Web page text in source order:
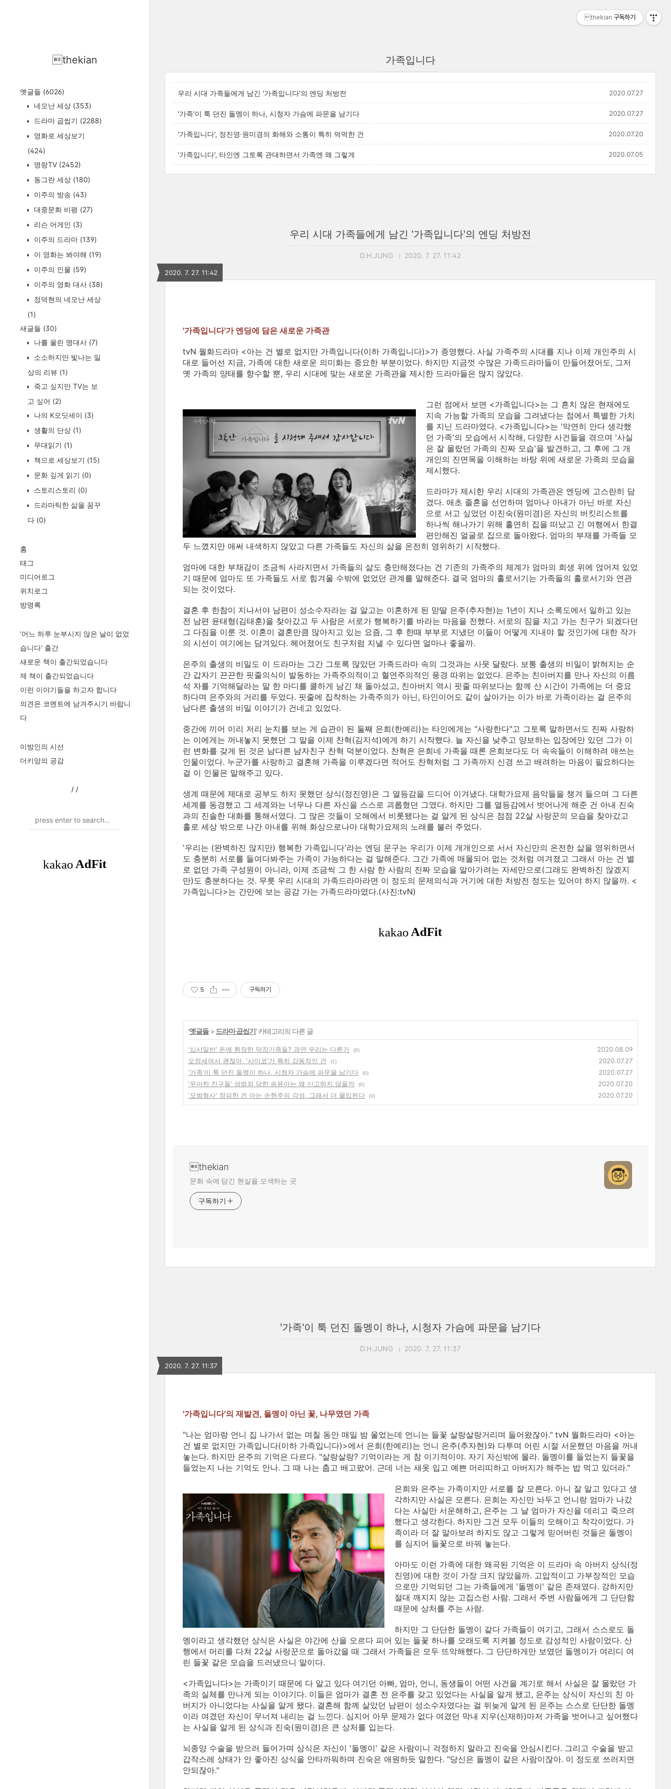
thekian
옛글들 (6026)
네모난 세상 (353)
드라마 곱씹기 (2288)
영화로 세상보기
(424)
명랑TV (2452)
동그란 세상 (180)
이주의 방송 (43)
대중문화 비평 (27)
리슨 어게인 (3)
이주의 드라마 (139)
이 영화는 봐야해 (19)
이주의 인물 (59)
이주의 영화 대사 (38)
정덕현의 네모난 세상
(1)
새글들 (30)
나를 울린 명대사 (7)
소소하지만 빛나는 일
상의 리뷰 (1)
죽고 싶지만 TV는 보
고 싶어 (2)
나의 K오딧세이 (3)
생활의 단상 (1)
무대읽기 (1)
책으로 세상보기 (15)
문화 깊게 읽기 (0)
스토리스토리 (0)
드라마틱한 삶을 꿈꾸
다 (0)
홈
태그
미디어로그
위치로그
방명록
'어느 하루 눈부시지 않은 날이 없었
습니다' 출간
새로운 책이 출간되었습니다
제 책이 출간되었습니다
이런 이야기들을 하고자 합니다
의견은 코멘트에 남겨주시기 바랍니
다
이방인의 시선
더키앙의 공감
/ /
가족입니다
우리 시대 가족들에게 남긴 '가족입니다'의 엔딩 처방전 2020.07.27
'가족'이 툭 던진 돌멩이 하나, 시청자 가슴에 파문을 남기다 2020.07.27
'가족입니다', 정진영·원미경의 화해와 소통이 특히 먹먹한 건 2020.07.20
'가족입니다', 타인엔 그토록 관대하면서 가족엔 왜 그렇게 2020.07.05
우리 시대 가족들에게 남긴 '가족입니다'의 엔딩 처방전
D.H.JUNG 2020. 7. 27. 11:42
2020. 7. 27. 11:42
'가족입니다'가 엔딩에 담은 새로운 가족관
tvN 월화드라마 <아는 건 별로 없지만 가족입니다(이하 가족입니다)>가 종영했다. 사실 가족주의 시대를 지나 이제 개인주의 시
대로 들어선 지금, 가족에 대한 새로운 의미화는 중요한 부분이었다. 하지만 지금껏 수많은 가족드라마들이 만들어졌어도, 그저
옛 가족의 양태를 향수할 뿐, 우리 시대에 맞는 새로운 가족관을 제시한 드라마들은 많지 않았다.
그런 점에서 보면 <가족입니다>는 그 흔치 않은 현재에도
지속 가능할 가족의 모습을 그려냈다는 점에서 특별한 가치
를 지닌 드라마였다. <가족입니다>는 '막연히 안다 생각했
던 가족'의 모습에서 시작해, 다양한 사건들을 겪으며 '사실
은 잘 몰랐던 가족의 진짜 모습'을 발견하고, 그 후에 그 개
개인의 진면목을 이해하는 바탕 위에 새로운 가족의 모습을
제시했다.
드라마가 제시한 우리 시대의 가족관은 엔딩에 고스란히 담
겼다. 애초 졸혼을 선언하며 엄마나 아내가 아닌 바로 자신
으로 서고 싶었던 이진숙(원미경)은 자신의 버킷리스트를
하나씩 해나가기 위해 홀연히 집을 떠났고 긴 여행에서 한결
편안해진 얼굴로 집으로 돌아왔다. 엄마의 부재를 가족들 모
두 느꼈지만 애써 내색하지 않았고 다른 가족들도 자신의 삶을 온전히 영위하기 시작했다.
엄마에 대한 부채감이 조금씩 사라지면서 가족들의 삶도 충만해졌다는 건 기존의 가족주의 체계가 엄마의 희생 위에 얹어져 있었
기 때문에 엄마도 또 가족들도 서로 힘겨울 수밖에 없었던 관계를 말해준다. 결국 엄마의 홀로서기는 가족들의 홀로서기와 연관
되는 것이었다.
결혼 후 한참이 지나서야 남편이 성소수자라는 걸 알고는 이혼하게 된 맏딸 은주(추자현)는 1년이 지나 소록도에서 일하고 있는
전 남편 윤태형(김태훈)을 찾아갔고 두 사람은 서로가 행복하기를 바라는 마음을 전했다. 서로의 짐을 지고 가는 친구가 되겠다던
그 다짐을 이룬 것. 이혼이 결혼만큼 많아지고 있는 요즘, 그 후 한때 부부로 지냈던 이들이 어떻게 지내야 할 것인가에 대한 작가
의 시선이 여기에는 담겨있다. 헤어졌어도 친구처럼 지낼 수 있다면 얼마나 좋을까.
은주의 출생의 비밀도 이 드라마는 그간 그토록 많았던 가족드라마 속의 그것과는 사뭇 달랐다. 보통 출생의 비밀이 밝혀지는 순
간 갑자기 끈끈한 핏줄의식이 발동하는 가족주의적이고 혈연주의적인 풍경 따위는 없었다. 은주는 친아버지를 만나 자신의 이름
석 자를 기억해달라는 말 한 마디를 쿨하게 남긴 채 돌아섰고, 친아버지 역시 핏줄 따위보다는 함께 산 시간이 가족에는 더 중요
하다며 은주와의 거리를 두었다. 핏줄에 집착하는 가족주의가 아닌, 타인이어도 같이 살아가는 이가 바로 가족이라는 걸 은주의
남다른 출생의 비밀 이야기가 건네고 있었다.
중간에 끼어 이리 저리 눈치를 보는 게 습관이 된 둘째 은희(한예리)는 타인에게는 "사랑한다"고 그토록 말하면서도 진짜 사랑하
는 이에게는 꺼내놓지 못했던 그 말을 이제 찬혁(김지석)에게 하기 시작했다. 늘 자신을 낮추고 양보하는 입장에만 있던 그가 이
런 변화를 갖게 된 것은 남다른 남자친구 찬혁 덕분이었다. 찬혁은 은희네 가족을 때론 은희보다도 더 속속들이 이해하려 애쓰는
인물이었다. 누군가를 사랑하고 결혼해 가족을 이루겠다면 적어도 찬혁처럼 그 가족까지 신경 쓰고 배려하는 마음이 필요하다는
걸 이 인물은 말해주고 있다.
생계 때문에 제대로 공부도 하지 못했던 상식(정진영)은 그 열등감을 드디어 이겨냈다. 대학가요제 음악들을 챙겨 들으며 그 다른
세계를 동경했고 그 세계와는 너무나 다른 자신을 스스로 괴롭혔던 그였다. 하지만 그를 열등감에서 벗어나게 해준 건 아내 진숙
과의 진솔한 대화를 통해서였다. 그 많은 것들이 오해에서 비롯됐다는 걸 알게 된 상식은 점점 22살 사랑꾼의 모습을 찾아갔고
홀로 세상 밖으로 나간 아내를 위해 화상으로나마 대학가요제의 노래를 불러 주었다.
'우리는 (완벽하진 않지만) 행복한 가족입니다'라는 엔딩 문구는 우리가 이제 개개인으로 서서 자신만의 온전한 삶을 영위하면서
도 충분히 서로를 들여다봐주는 가족이 가능하다는 걸 말해준다. 그간 가족에 매몰되어 없는 것처럼 여겨졌고 그래서 아는 건 별
로 없던 가족 구성원이 아니라, 이제 조금씩 그 한 사람 한 사람의 진짜 모습을 알아가려는 자세만으로(그래도 완벽하진 않겠지
만)도 충분하다는 것. 무릇 우리 시대의 가족드라마라면 이 정도의 문제의식과 거기에 대한 처방전 정도는 있어야 하지 않을까. <
가족입니다>는 간만에 보는 공감 가는 가족드라마였다.(사진:tvN)
5 구독하기
'옛글들> 드라마 곱씹기' 카테고리의 다른 글
'십시일반' 돈에 환장한 막장가족들? 과연 우리는 다른가 (0)
2020.08.09
오정세여서 괜찮아, '사이코'가 특히 감동적인 건
(1)
2020.07.27
'가족'이 툭 던진 돌멩이 하나, 시청자 가슴에 파문을 남기다
(0)
2020.07.27
'우아한 친구들' 성범죄 당한 송윤아는 왜 신고하지 않을까
(0)
2020.07.20
'모범형사' 창피한 건 아는 손현주의 각성, 그래서 더 몰입된다
(0) 2020.07.20
thekian
문화 속에 담긴 현실을 모색하는 곳
구독하기
'가족'이 툭 던진 돌멩이 하나, 시청자 가슴에 파문을 남기다
D.H.JUNG 2020. 7. 27. 11:37
2020. 7. 27. 11:37
'가족입니다'의 재발견, 돌멩이 아닌 꽃, 나무였던 가족
"나는 엄마랑 언니 집 나가서 없는 며칠 동안 매일 밤 울었는데 언니는 들꽃 살랑살랑거리며 들어왔잖아." tvN 월화드라마 <아는
건 별로 없지만 가족입니다(이하 가족입니다)>에서 은희(한예리)는 언니 은주(추자현)와 다투며 어린 시절 서운했던 마음을 꺼내
놓는다. 하지만 은주의 기억은 다르다. "살랑살랑? 기억이라는 게 참 이기적이야. 자기 자신밖에 몰라. 돌멩이를 들었는지 들꽃을
들었는지 나는 기억도 안나. 그 때 나는 춥고 배고팠어. 근데 너는 새옷 입고 예쁜 머리띠하고 아버지가 해주는 밥 먹고 있더라."
은희와 은주는 가족이지만 서로를 잘 모른다. 아니 잘 알고 있다고 생
각하지만 사실은 모른다. 은희는 자신만 놔두고 언니랑 엄마가 나갔
다는 사실만 서운해하고, 은주는 그 날 엄마가 자신을 데리고 죽으려
했다고 생각한다. 하지만 그건 모두 이들의 오해이고 착각이었다. 가
족이라 더 잘 알아보려 하지도 않고 그렇게 믿어버린 것들은 돌멩이
를 심지어 들꽃으로 바꿔 놓는다.
아마도 이런 가족에 대한 왜곡된 기억은 이 드라마 속 아버지 상식(정
진영)에 대한 것이 가장 크지 않았을까. 고압적이고 가부장적인 모습
으로만 기억되던 그는 가족들에게 '돌멩이' 같은 존재였다. 강하지만
절대 깨지지 않는 고집스런 사람. 그래서 주변 사람들에게 그 단단함
때문에 상처를 주는 사람.
하지만 그 단단한 돌멩이 같다 가족들이 여기고, 그래서 스스로도 돌
멩이라고 생각했던 상식은 사실은 야간에 산을 오르다 피어 있는 들꽃 하나를 오래도록 지켜볼 정도로 감성적인 사람이었다. 산
행에서 머리를 다쳐 22살 사랑꾼으로 돌아갔을 때 그래서 가족들은 모두 뜨악해했다. 그 단단하게만 보였던 돌멩이가 여리디 여
린 들꽃 같은 모습을 드러냈으니 말이다.
<가족입니다>는 가족이기 때문에 다 알고 있다 여기던 아빠, 엄마, 언니, 동생들이 어떤 사건을 계기로 해서 사실은 잘 몰랐던 가
족의 실체를 만나게 되는 이야기다. 이들은 엄마가 결혼 전 은주를 갖고 있었다는 사실을 알게 됐고, 은주는 상식이 자신의 친 아
버지가 아니었다는 사실을 알게 됐다. 결혼해 함께 살았던 남편이 성소수자였다는 걸 뒤늦게 알게 된 은주는 스스로 단단한 돌멩
이라 여겼던 자신이 무너져 내리는 걸 느낀다. 심지어 아무 문제가 없다 여겼던 막내 지우(신재하)마저 가족을 벗어나고 싶어했다
는 사실을 알게 된 상식과 진숙(원미경)은 큰 상처를 입는다.
뇌종양 수술을 받으러 들어가며 상식은 자신이 '돌멩이' 같은 사람이니 걱정하지 말라고 진숙을 안심시킨다. 그리고 수술을 받고
갑작스레 상태가 안 좋아진 상식을 안타까워하며 진숙은 애원하듯 말한다. "당신은 돌멩이 같은 사람이잖아. 이 정도로 쓰러지면
안되잖아."
thekian 구독하기